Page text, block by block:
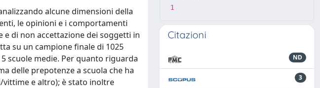
alcune dimensioni della
le opinioni e i comportamenti
e di non accettazione dei soggetti in
su un campione finale di 1025
scuole medie. Per quanto riguarda
delle prepotenze a scuola che ha
e altro); è stato inoltre
1
Citazioni
ND
3